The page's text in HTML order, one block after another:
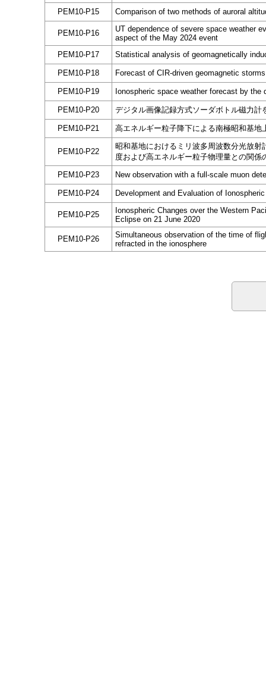
PEM10-P15
Comparison of two methods of auroral
PEM10-P16
UT dependence of severe space weather
aspect of the May 2024 event
PEM10-P17
Statistical analysis of geomagnetically
PEM10-P18 Forecast of CIR-driven geomagnetic
PEM10-P19 Ionospheric space weather forecast by
PEM10-P20 デジタル画像記録方式ソーダボトル磁力計
PEM10-P21 高エネルギー粒子降下による南極昭和基地
PEM10-P22
昭和基地におけるミリ波多周波数分光放
度および高エネルギー粒子物理量との関係
PEM10-P23
New observation with a full-scale muon
PEM10-P24 Development and Evaluation of
PEM10-P25
Ionospheric Changes over the Western
Eclipse on 21 June 2020
PEM10-P26
Simultaneous observation of the time of
refracted in the ionosphere